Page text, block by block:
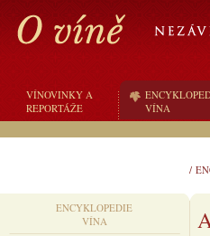
VÍNOVINKY A
REPORTÁŽE
VÍNA
/
ENCYKLOPEDIE
VÍNA